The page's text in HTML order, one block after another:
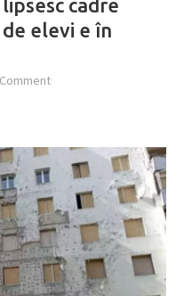
cadre
elevi e în
Comment